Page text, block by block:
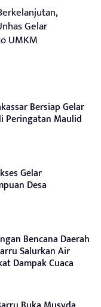
Gelar
UMKM
Bersiap Gelar
Peringatan Maulid
Gelar
Desa
Bencana Daerah
Salurkan Air
Dampak Cuaca